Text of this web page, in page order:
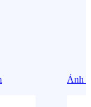
Ảnh